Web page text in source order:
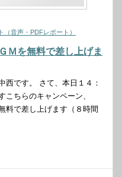
（音声・PDFレポート）
Ｍを無料で差し上げま
西です。 さて、本日１４：
こちらのキャンペーン、
料で差し上げます（８時間